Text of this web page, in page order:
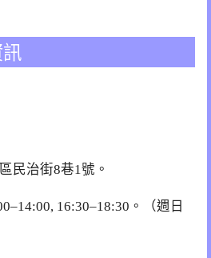
民治街8巷1號 。
16:30–18:30。（週日